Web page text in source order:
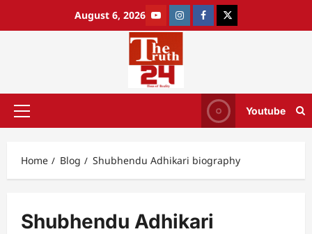
August 6, 2026
Youtube
Home Blog Shubhendu Adhikari biography
Shubhendu Adhikari